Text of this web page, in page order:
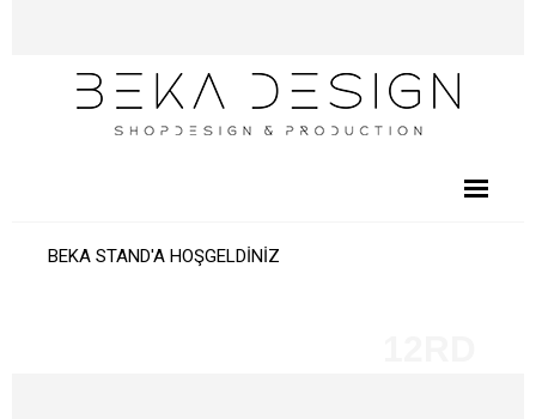
BEKA STAND'A HOŞGELDİNİZ